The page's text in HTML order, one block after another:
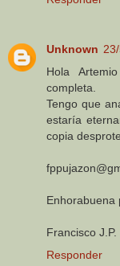
Unknown
Hola
completa.
Tengo que
estaría
copia
Enhorabuena
Francisco J.P.
Responder